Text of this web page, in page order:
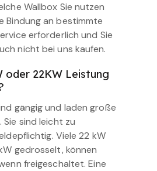
Wallbox Sie nutzen
Bindung an bestimmte
erforderlich und Sie
nicht bei uns kaufen.
oder 22KW Leistung
gängig und laden große
sind leicht zu
Viele 22 kW
gedrosselt, können
freigeschaltet. Eine